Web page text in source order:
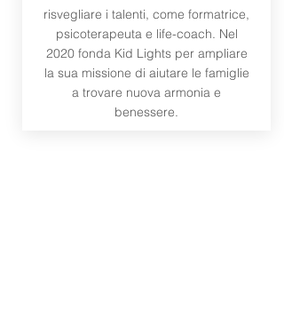
risvegliare i talenti, come formatrice,
psicoterapeuta e life-coach. Nel
2020 fonda Kid Lights per ampliare
la sua missione di aiutare le famiglie
a trovare nuova armonia e
benessere.